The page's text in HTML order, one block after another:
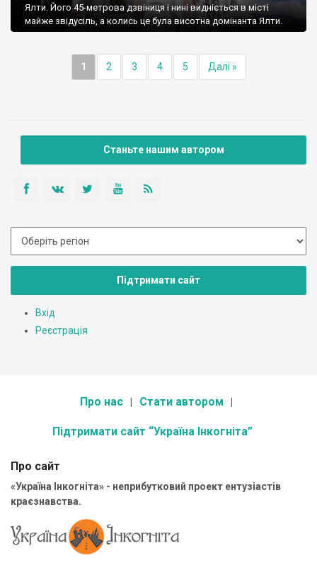
Ялти. Його 45-метрова дзвіниця і нині видніється в місті
майже звідусіль, а колись це була висотна домінанта Ялти.
1 2 3 4 5 Далі »
Станьте нашим автором
Підтримати сайт
Вхід
Реєстрація
Про нас Стати автором
Підтримати сайт “Україна Інкогніта”
Про сайт
«Україна Інкогніта» - неприбутковий проект ентузіастів
краєзнавства.